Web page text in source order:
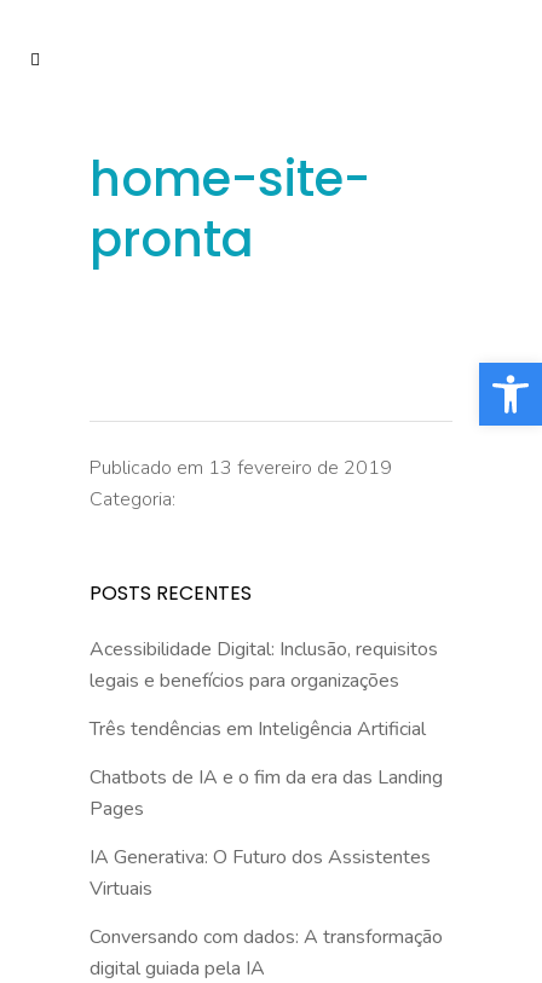
home-site-
pronta
Publicado em 13 fevereiro de 2019
Categoria:
POSTS RECENTES
Acessibilidade Digital: Inclusão, requisitos
legais e benefícios para organizações
Três tendências em Inteligência Artificial
Chatbots de IA e o fim da era das Landing
Pages
IA Generativa: O Futuro dos Assistentes
Virtuais
Conversando com dados: A transformação
digital guiada pela IA
Barra de